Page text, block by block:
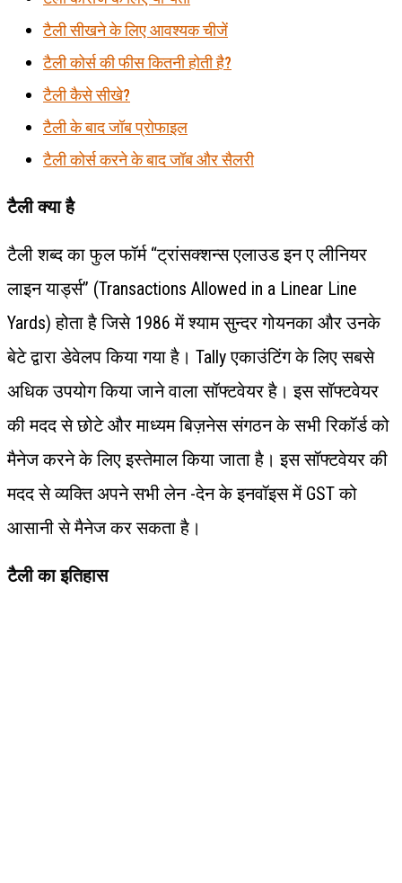
टैली सीखने के लिए आवश्यक चीजें
टैली कोर्स की फीस कितनी होती है?
टैली कैसे सीखे?
टैली के बाद जॉब प्रोफाइल
टैली कोर्स करने के बाद जॉब और सैलरी
टैली क्या है
टैली शब्द का फुल फॉर्म “ट्रांसक्शन्स एलाउड इन ए लीनियर
लाइन यार्ड्स” (Transactions Allowed in a Linear Line
Yards) होता है जिसे 1986 में श्याम सुन्दर गोयनका और उनके
बेटे द्वारा डेवेलप किया गया है। Tally एकाउंटिंग के लिए सबसे
अधिक उपयोग किया जाने वाला सॉफ्टवेयर है। इस सॉफ्टवेयर
की मदद से छोटे और माध्यम बिज़नेस संगठन के सभी रिकॉर्ड को
मैनेज करने के लिए इस्तेमाल किया जाता है। इस सॉफ्टवेयर की
मदद से व्यक्ति अपने सभी लेन -देन के इनवॉइस में GST को
आसानी से मैनेज कर सकता है।
टैली का इतिहास